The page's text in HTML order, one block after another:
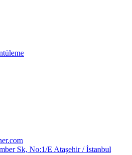
Sk, No:1/E Ataşehir / İstanbul